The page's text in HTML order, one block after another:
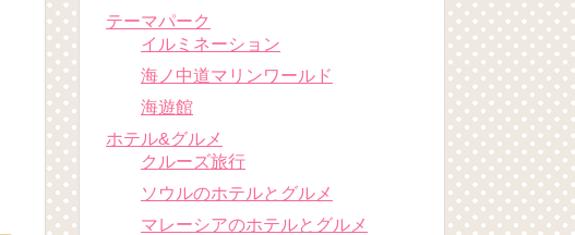
テーマパーク
イルミネーション
海ノ中道マリンワールド
海遊館
ホテル&グルメ
クルーズ旅行
ソウルのホテルとグルメ
マレーシアのホテルとグルメ